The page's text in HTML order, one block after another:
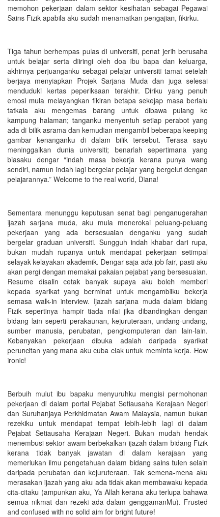
memohon pekerjaan dalam sektor kesihatan sebagai Pegawai
Sains Fizik apabila aku sudah menamatkan pengajian, fikirku.
Tiga tahun berhempas pulas di universiti, penat jerih berusaha
untuk belajar serta diiringi oleh doa ibu bapa dan keluarga,
akhirnya perjuanganku sebagai pelajar universiti tamat setelah
berjaya menyiapkan Projek Sarjana Muda dan juga selesai
menduduki kertas peperiksaan terakhir. Diriku yang penuh
emosi mula melayangkan fikiran betapa sekejap masa berlalu
tatkala aku mengemas barang untuk dibawa pulang ke
kampung halaman; tanganku menyentuh setiap perabot yang
ada di bilik asrama dan kemudian mengambil beberapa keeping
gambar kenanganku di dalam bilik tersebut. Terasa sayu
meninggalkan dunia universiti; benarlah sepertimana yang
biasaku dengar “indah masa bekerja kerana punya wang
sendiri, namun indah lagi bergelar pelajar yang bergelut dengan
pelajarannya.” Welcome to the real world, Diana!
Sementara menunggu keputusan senat bagi penganugerahan
ijazah sarjana muda, aku mula menerokai peluang-peluang
pekerjaan yang ada bersesuaian denganku yang sudah
bergelar graduan universiti. Sungguh indah khabar dari rupa,
bukan mudah rupanya untuk mendapat pekerjaan setimpal
selayak kelayakan akademik. Dengar saja ada job fair, pasti aku
akan pergi dengan memakai pakaian pejabat yang bersesuaian.
Resume disalin cetak banyak supaya aku boleh memberi
kepada syarikat yang berminat untuk mengambilku bekerja
semasa walk-in interview. Ijazah sarjana muda dalam bidang
Fizik sepertinya hampir tiada nilai jika dibandingkan dengan
bidang lain seperti perakaunan, kejuruteraan, undang-undang,
sumber manusia, perubatan, pengkomputeran dan lain-lain.
Kebanyakan pekerjaan dibuka adalah daripada syarikat
peruncitan yang mana aku cuba elak untuk meminta kerja. How
ironic!
Berbuih mulut ibu bapaku menyuruhku mengisi permohonan
pekerjaan di dalam portal Pejabat Setiausaha Kerajaan Negeri
dan Suruhanjaya Perkhidmatan Awam Malaysia, namun bukan
rezekiku untuk mendapat tempat lebih-lebih lagi di dalam
Pejabat Setiausaha Kerajaan Negeri. Bukan mudah hendak
menembusi sektor awam berbekalkan ijazah dalam bidang Fizik
kerana tidak banyak jawatan di dalam kerajaan yang
memerlukan ilmu pengetahuan dalam bidang sains tulen selain
daripada perubatan dan kejuruteraan. Tak semena-mena aku
merasakan ijazah yang aku ada tidak akan membawaku kepada
cita-citaku (ampunkan aku, Ya Allah kerana aku terlupa bahawa
semua nikmat dan rezeki ada dalam genggamanMu). Frusted
and confused with no solid aim for bright future!